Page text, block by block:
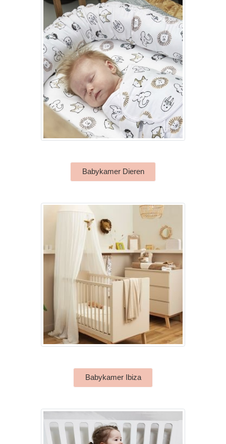
Babykamer Dieren
Babykamer Ibiza